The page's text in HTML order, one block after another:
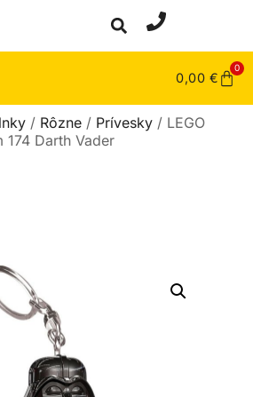
0,00 €
0
/ Rôzne / Prívesky / LEGO
174 Darth Vader